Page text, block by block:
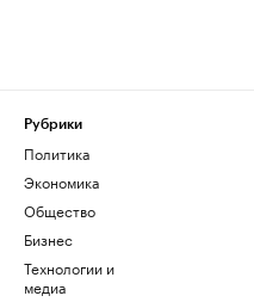
Рубрики
Политика
Экономика
Общество
Бизнес
Технологии и
медиа